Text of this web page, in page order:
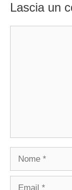
Lascia un
Nome
Email